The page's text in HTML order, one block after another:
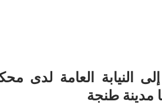
شخصا إلى النيابة العامة
مدينة طنجة